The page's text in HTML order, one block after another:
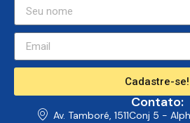
Cadastre-se!
Contato:
Av. Tamboré, 1511Conj 5 -